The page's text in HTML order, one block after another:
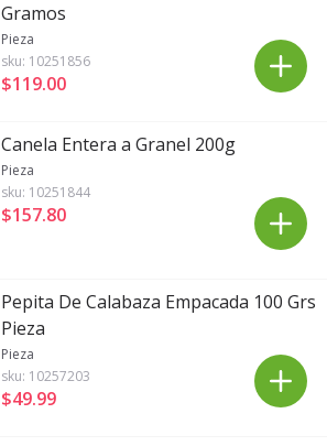
Gramos
Pieza
sku: 10251856
$119.00
Canela Entera a Granel 200g
Pieza
sku: 10251844
$157.80
Pepita De Calabaza Empacada 100 Grs
Pieza
Pieza
sku: 10257203
$49.99